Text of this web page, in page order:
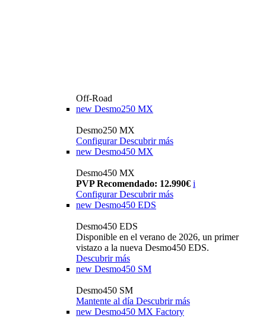
Off-Road
new Desmo250 MX
Desmo250 MX
Configurar Descubrir más
new Desmo450 MX
Desmo450 MX
PVP Recomendado: 12.990€ i
Configurar Descubrir más
new Desmo450 EDS
Desmo450 EDS
Disponible en el verano de 2026, un primer
vistazo a la nueva Desmo450 EDS.
Descubrir más
new Desmo450 SM
Desmo450 SM
Mantente al día Descubrir más
new Desmo450 MX Factory